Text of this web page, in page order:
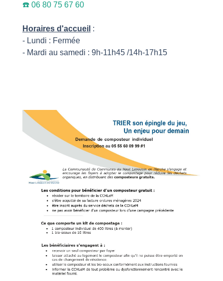
☎️ 06 80 75 67 60
Horaires d'accueil :
- Lundi : Fermée
- Mardi au samedi : 9h-11h45 /14h-17h15